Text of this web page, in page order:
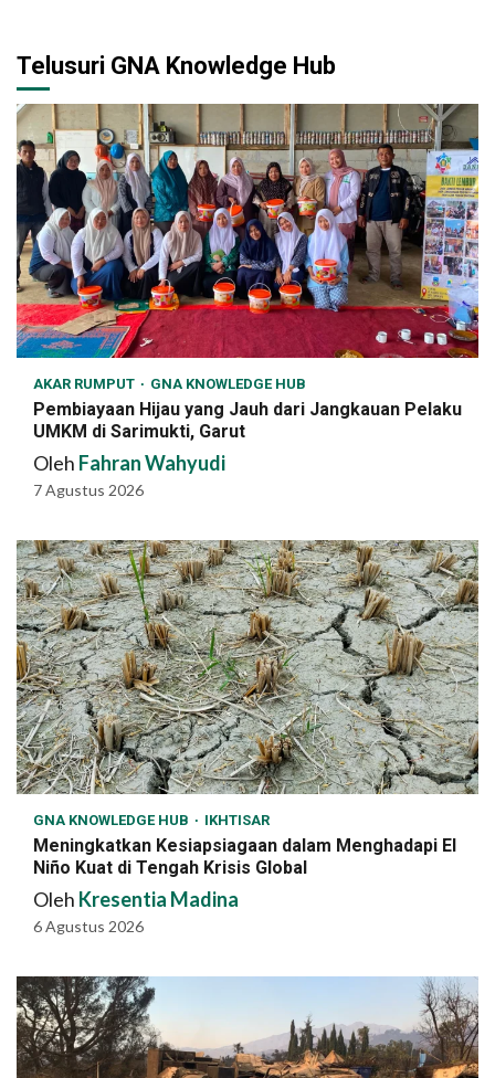
Telusuri GNA Knowledge Hub
AKAR RUMPUT GNA KNOWLEDGE HUB
Pembiayaan Hijau yang Jauh dari Jangkauan Pelaku
UMKM di Sarimukti, Garut
Oleh Fahran Wahyudi
7 Agustus 2026
GNA KNOWLEDGE HUB IKHTISAR
Meningkatkan Kesiapsiagaan dalam Menghadapi El
Niño Kuat di Tengah Krisis Global
Oleh Kresentia Madina
6 Agustus 2026